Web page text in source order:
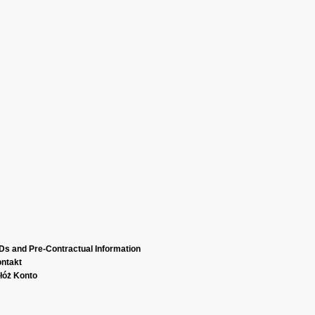
and Pre-Contractual Information
Konto